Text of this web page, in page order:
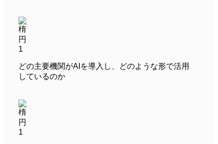
どの主要機関がAIを導入し、どのような形で活用
しているのか